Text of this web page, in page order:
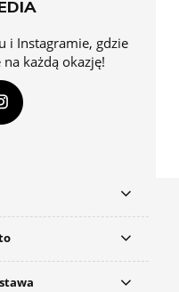
i Instagramie, gdzie
każdą okazję!